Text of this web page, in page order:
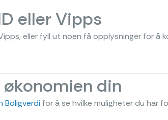
eller Vipps
eller fyll ut noen få opplysninger for å
økonomien din
Boligverdi for å se hvilke muligheter du har